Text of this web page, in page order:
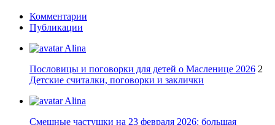
Комментарии
Публикации
Alina
Пословицы и поговорки для детей о Масленице 2026 2
Детские считалки, поговорки и заклички
Alina
Смешные частушки на 23 февраля 2026: большая